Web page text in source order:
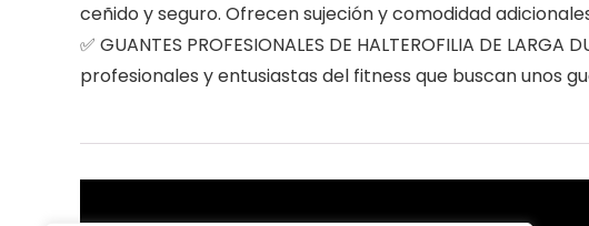
ceñido y seguro. Ofrecen sujeción y comodidad
✅ GUANTES PROFESIONALES DE HALTEROFILIA DE
profesionales y entusiastas del fitness que buscan unos